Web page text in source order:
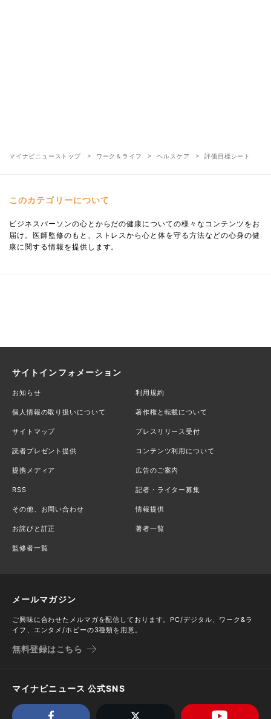
マイナビニューストップ ワーク＆ライフ ヘルスケア 評価目標シート
このカテゴリーについて
ビジネスパーソンの心とからだの健康についての様々なコンテンツをお
届け。医師監修のもと、ストレスから心と体を守る方法などの心身の健
康に関する情報を提供します。
サイトインフォメーション
お知らせ 利用規約
個人情報の取り扱いについて 著作権と転載について
サイトマップ プレスリリース受付
読者プレゼント提供 コンテンツ利用について
提携メディア 広告のご案内
RSS 記者・ライター募集
その他、お問い合わせ 情報提供
お詫びと訂正 著者一覧
監修者一覧
メールマガジン
ご興味に合わせたメルマガを配信しております。PC/デジタル、ワーク&ラ
イフ、エンタメ/ホビーの3種類を用意。
無料登録はこちら
マイナビニュース 公式SNS